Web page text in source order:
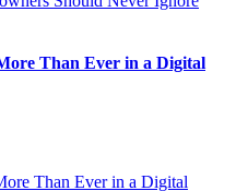
Than Ever in a Digital